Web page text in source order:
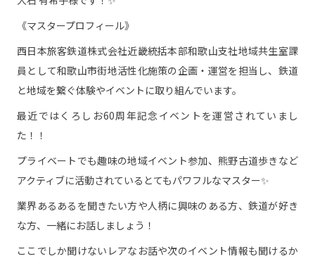
《マスタープロフィール》
西日本旅客鉄道株式会社近畿統括本部和歌山支社地域共生室課
員として和歌山市街地活性化施策の企画・運営を担当し、鉄道
と地域を繋ぐ体験やイベントに取り組んでいます。
最近ではくろしお60周年記念イベントを運営されていまし
た！！
プライベートでも趣味の地域イベント参加、熊野古道歩きなど
アクティブに活動されているとてもパワフルなマスター✨
業界あるあるを聞きたい方や人柄に興味のある方、鉄道が好き
な方、一緒にお話しましょう！
ここでしか聞けないレアなお話や次のイベント情報も聞けるか